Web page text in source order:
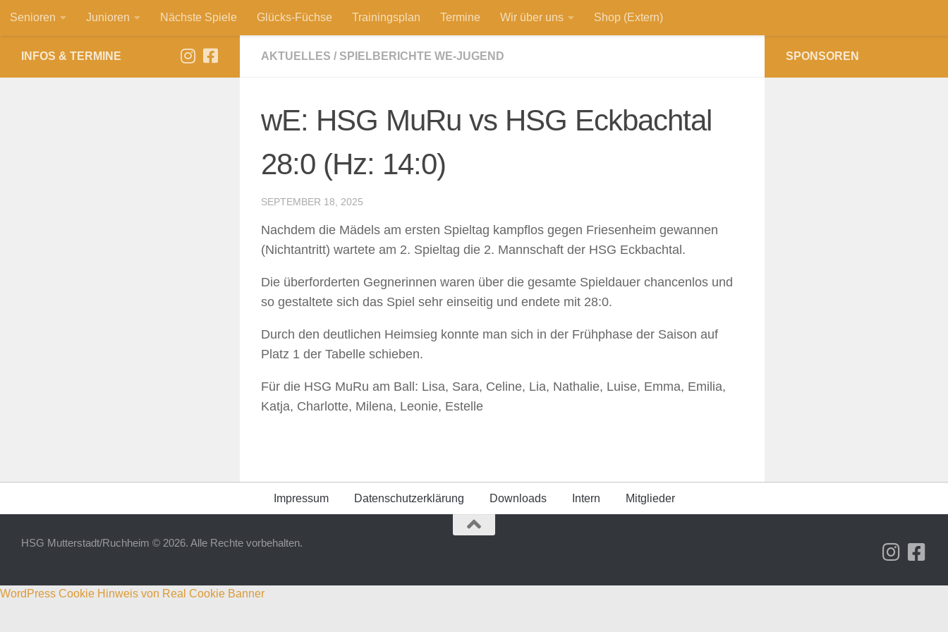
Zum Inhalt springen
Senioren Junioren Nächste Spiele Glücks-Füchse Trainingsplan Termine Wir über uns Shop (Extern)
AKTUELLES / SPIELBERICHTE WE-JUGEND
wE: HSG MuRu vs HSG Eckbachtal
28:0 (Hz: 14:0)
SEPTEMBER 18, 2025
Nachdem die Mädels am ersten Spieltag kampflos gegen Friesenheim gewannen
(Nichtantritt) wartete am 2. Spieltag die 2. Mannschaft der HSG Eckbachtal.
Die überforderten Gegnerinnen waren über die gesamte Spieldauer chancenlos und
so gestaltete sich das Spiel sehr einseitig und endete mit 28:0.
Durch den deutlichen Heimsieg konnte man sich in der Frühphase der Saison auf
Platz 1 der Tabelle schieben.
Für die HSG MuRu am Ball: Lisa, Sara, Celine, Lia, Nathalie, Luise, Emma, Emilia,
Katja, Charlotte, Milena, Leonie, Estelle
INFOS & TERMINE SPONSOREN
Impressum Datenschutz­erklärung Downloads Intern Mitglieder
HSG Mutterstadt/Ruchheim © 2026. Alle Rechte vorbehalten.
WordPress Cookie Hinweis von Real Cookie Banner